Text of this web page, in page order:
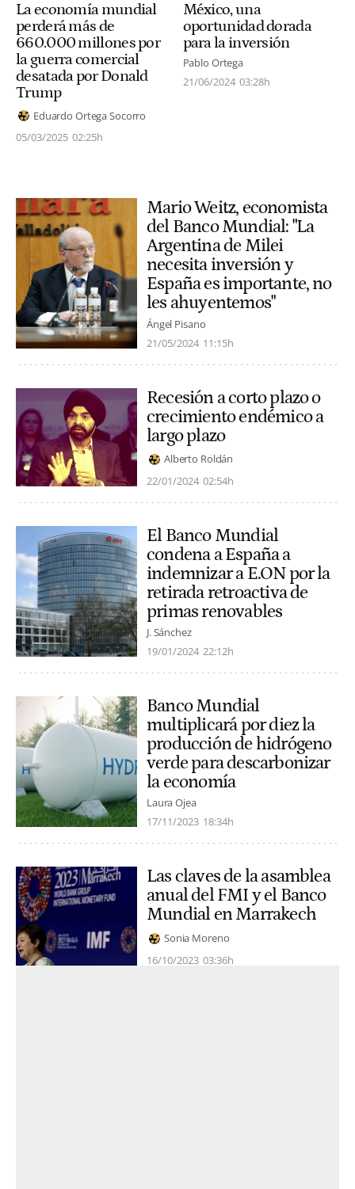
La economía mundial
perderá más de
660.000 millones por
la guerra comercial
desatada por Donald
Trump
Eduardo Ortega Socorro
05/03/2025 02:25h
México, una
oportunidad dorada
para la inversión
Pablo Ortega
21/06/2024 03:28h
Mario Weitz, economista
del Banco Mundial: "La
Argentina de Milei
necesita inversión y
España es importante, no
les ahuyentemos"
Ángel Pisano
21/05/2024 11:15h
Recesión a corto plazo o
crecimiento endémico a
largo plazo
Alberto Roldán
22/01/2024 02:54h
El Banco Mundial
condena a España a
indemnizar a E.ON por la
retirada retroactiva de
primas renovables
J. Sánchez
19/01/2024 22:12h
Banco Mundial
multiplicará por diez la
producción de hidrógeno
verde para descarbonizar
la economía
Laura Ojea
17/11/2023 18:34h
Las claves de la asamblea
anual del FMI y el Banco
Mundial en Marrakech
Sonia Moreno
16/10/2023 03:36h